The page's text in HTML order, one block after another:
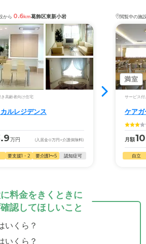
から 0.6km葛飾区東新小岩
き高齢者向け住宅
ルレジデンス
万円 (入居金0万円 +介護保険料)
要支援1・2 要介護1〜5 認知症可
閲覧中の施
満室
サービス付
ケア
月額
自立
料金をきくときに
認してほしいこと
いくら？
いくら？